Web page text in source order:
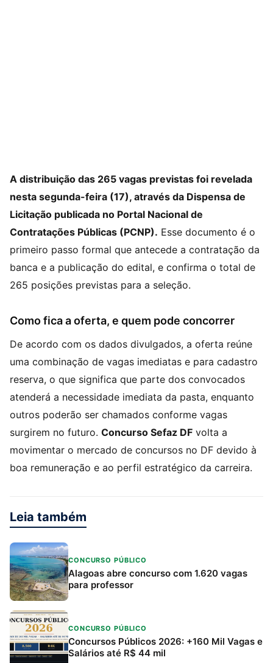
A distribuição das 265 vagas previstas foi revelada
nesta segunda-feira (17), através da Dispensa de
Licitação publicada no Portal Nacional de
Contratações Públicas (PCNP). Esse documento é o
primeiro passo formal que antecede a contratação da
banca e a publicação do edital, e confirma o total de
265 posições previstas para a seleção.
Como fica a oferta, e quem pode concorrer
De acordo com os dados divulgados, a oferta reúne
uma combinação de vagas imediatas e para cadastro
reserva, o que significa que parte dos convocados
atenderá a necessidade imediata da pasta, enquanto
outros poderão ser chamados conforme vagas
surgirem no futuro. Concurso Sefaz DF volta a
movimentar o mercado de concursos no DF devido à
boa remuneração e ao perfil estratégico da carreira.
Leia também
CONCURSO PÚBLICO
Alagoas abre concurso com 1.620 vagas
para professor
CONCURSO PÚBLICO
Concursos Públicos 2026: +160 Mil Vagas e
Salários até R$ 44 mil